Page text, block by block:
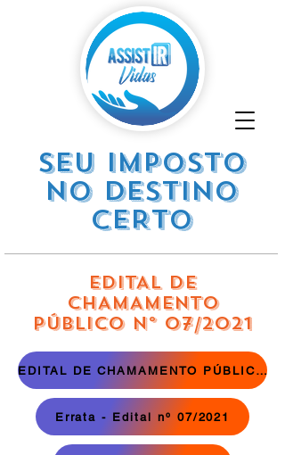
SEU IMPOSTO
NO DESTINO
CERTO
EDITAL DE
CHAMAMENTO
PÚBLICO Nº 07/2021
EDITAL DE CHAMAMENTO PÚBLICO Nº 07 DE 09 DE NOVEMBRO DE 2021
Errata - Edital nº 07/2021